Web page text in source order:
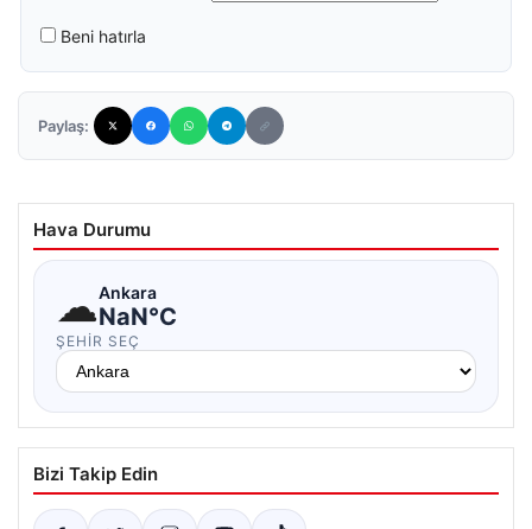
Beni hatırla
Paylaş:
Hava Durumu
☁Ankara
NaN°C
ŞEHIR SEÇ
Bizi Takip Edin